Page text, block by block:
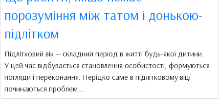
порозуміння між татом і донькою-
підлітком
Підлітковий вік — складний період в житті будь-якої дитини.
У цей час відбувається становлення особистості, формуються
погляди і переконання. Нерідко саме в підлітковому віці
починаються проблем...